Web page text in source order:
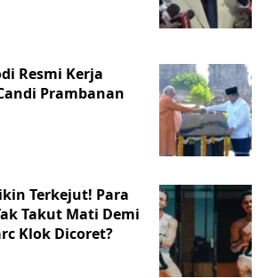
Resmi Kerja
Prambanan
Terkejut! Para
Takut Mati Demi
Klok Dicoret?